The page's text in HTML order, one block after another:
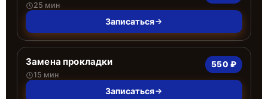
25 мин
Записаться
Замена прокладки
15 мин
550 ₽
Записаться